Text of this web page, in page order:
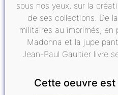
sous nos yeux, sur la
de ses collections. De
militaires au imprimés,
Madonna et la jupe
Jean-Paul Gaultier livre
Cette oeuvre